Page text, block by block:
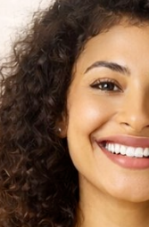
УСЛУГИ
ОРТОДОНТИЯ
ДЕТИ